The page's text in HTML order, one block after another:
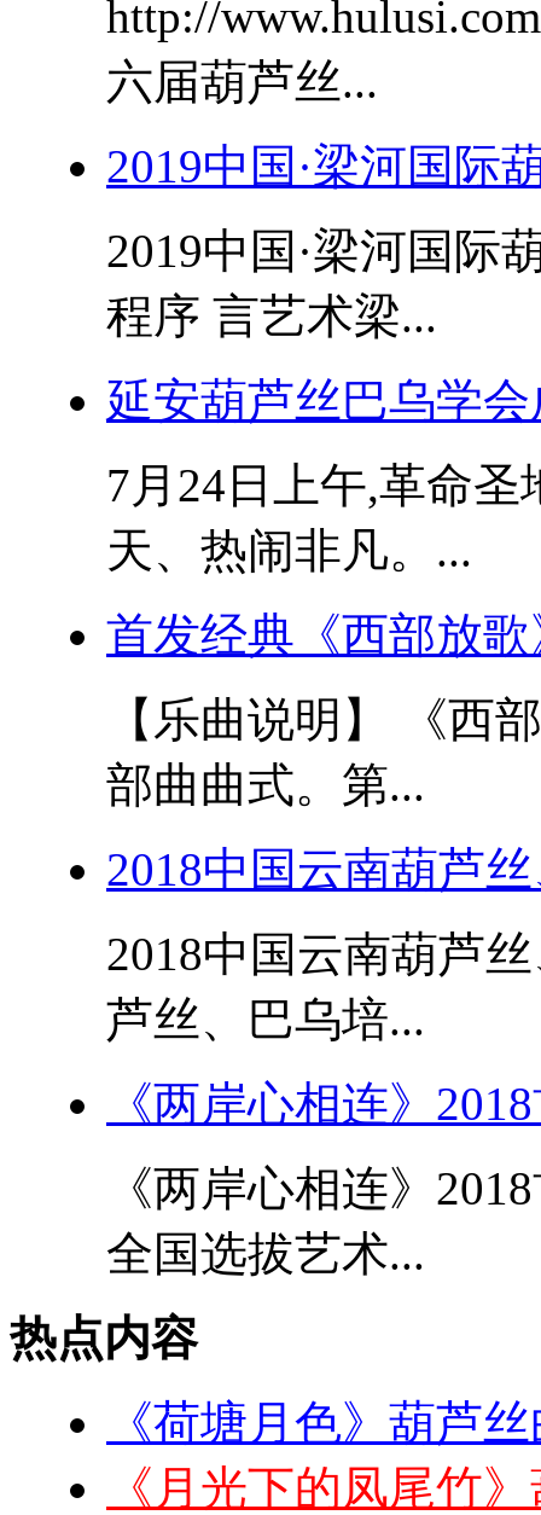
http://
六届葫芦丝...
2019中国·梁河国际
2019中国·梁河国际
程序 言艺术梁...
延安葫芦丝巴乌学
7月24日上午,革命
天、热闹非凡。...
首发经典《西部放
【乐曲说明】 《西
部曲曲式。第...
2018中国云南葫芦
2018中国云南葫芦
芦丝、巴乌培...
《两岸心相连》
《两岸心相连》
全国选拔艺术...
热点内容
《荷塘月色》葫芦
《月光下的凤尾竹